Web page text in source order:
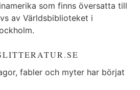
som finns översatta till
av Världsbiblioteket i
fabler och myter har börjat